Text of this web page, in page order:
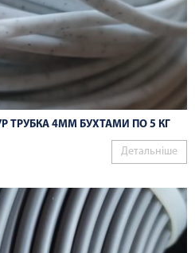
ТРУБКА 4ММ БУХТАМИ ПО 5 КГ
Детальніше